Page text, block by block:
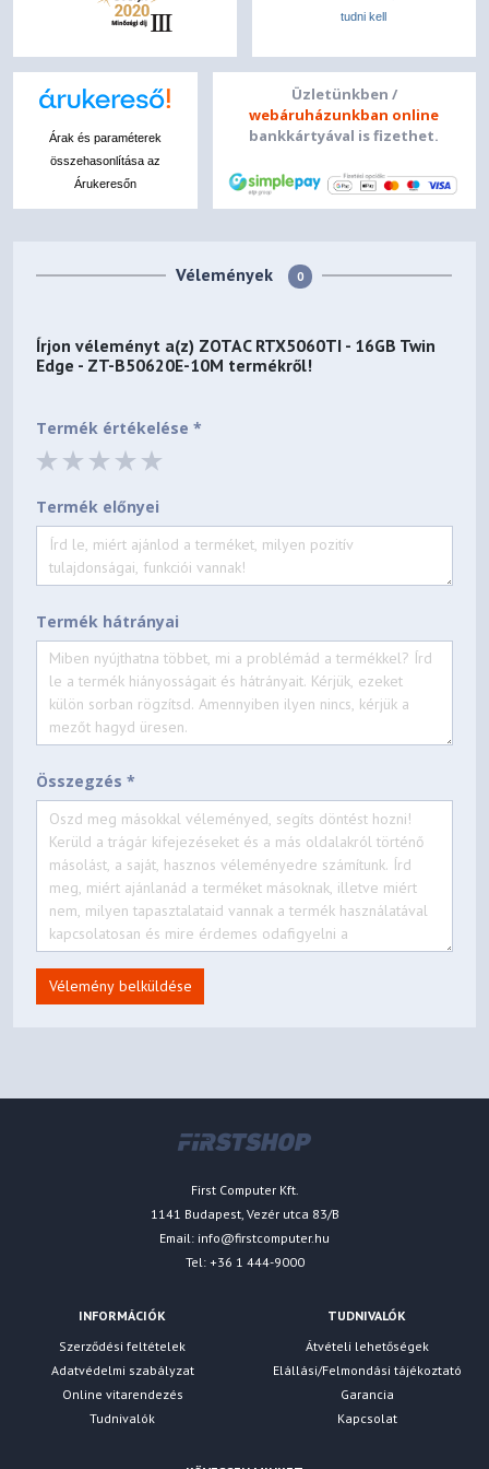
tudni kell
Árak és paraméterek
összehasonlítása az
Árukeresőn
Üzletünkben /
webáruházunkban online
bankkártyával is fizethet.
Vélemények 0
Írjon véleményt a(z) ZOTAC RTX5060TI - 16GB Twin
Edge - ZT-B50620E-10M termékről!
Termék értékelése *
Termék előnyei
Termék hátrányai
Összegzés *
Vélemény belküldése
First Computer Kft.
1141 Budapest, Vezér utca 83/B
Email: info@firstcomputer.hu
Tel: +36 1 444-9000
INFORMÁCIÓK
Szerződési feltételek
Adatvédelmi szabályzat
Online vitarendezés
Tudnivalók
TUDNIVALÓK
Átvételi lehetőségek
Elállási/Felmondási tájékoztató
Garancia
Kapcsolat